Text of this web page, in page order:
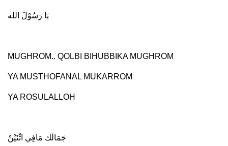
يَا رَسُوْلَ الله
MUGHROM.. QOLBI BIHUBBIKA MUGHROM
YA MUSTHOFANAL MUKARROM
YA ROSULALLOH
جَمَالَك مَافِي اثْنَيْنْ